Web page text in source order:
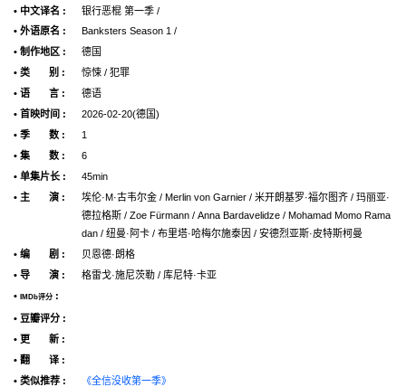
• 中文译名 :
银行恶棍 第一季 /
• 外语原名 :
Banksters Season 1 /
• 制作地区 :
德国
• 类 别 :
惊悚 / 犯罪
• 语 言 :
德语
• 首映时间 :
2026-02-20(德国)
• 季 数 :
1
• 集 数 :
6
• 单集片长 :
45min
• 主 演 :
埃伦·M·古韦尔金 / Merlin von Garnier / 米开朗基罗·福尔图齐 / 玛丽亚·
德拉格斯 / Zoe Fürmann / Anna Bardavelidze / Mohamad Momo Rama
dan / 纽曼·阿卡 / 布里塔·哈梅尔施泰因 / 安德烈亚斯·皮特斯柯曼
• 编 剧 :
贝恩德·朗格
• 导 演 :
格雷⼽·施尼茨勒 / 库尼特·卡亚
•
IMDb评分 :
• 豆瓣评分 :
• 更 新 :
• 翻 译 :
• 类似推荐 :
《全信没收第一季》